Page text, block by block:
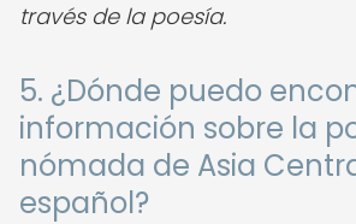
través de la poesía.
5. ¿Dónde puedo
información sobre la
nómada de Asia
español?